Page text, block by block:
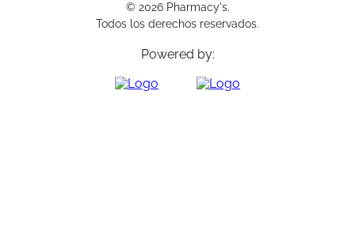
© 2026 Pharmacy's.
Todos los derechos reservados.
Powered by: